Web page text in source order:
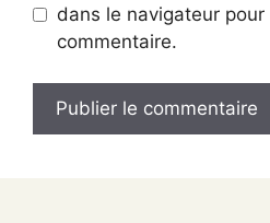
dans le navigateur pour
commentaire.